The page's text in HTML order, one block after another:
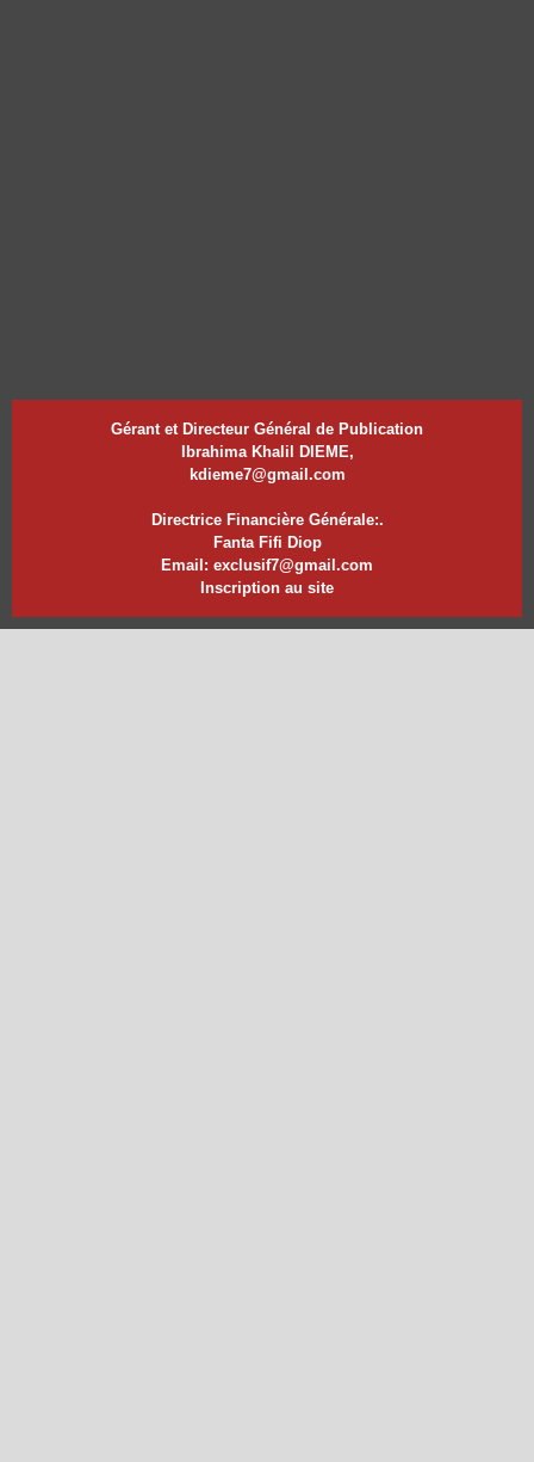
Gérant et Directeur Général de Publication
Ibrahima Khalil DIEME,
kdieme7@gmail.com
Directrice Financière Générale:.
Fanta Fifi Diop
Email: exclusif7@gmail.com
Inscription au site